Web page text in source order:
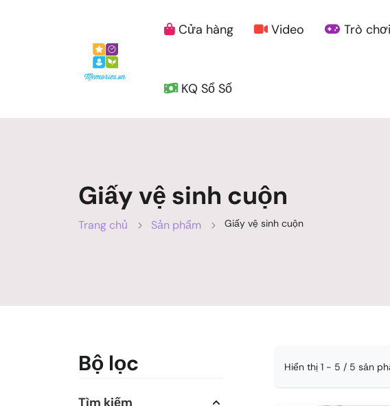
Cửa hàng Video Trò chơi
KQ Sổ Số
Giấy vệ sinh cuộn
Trang chủ Sản phẩm Giấy vệ sinh cuộn
Hiển thị 1 - 5 / 5 sản
Bộ lọc
Tìm kiếm